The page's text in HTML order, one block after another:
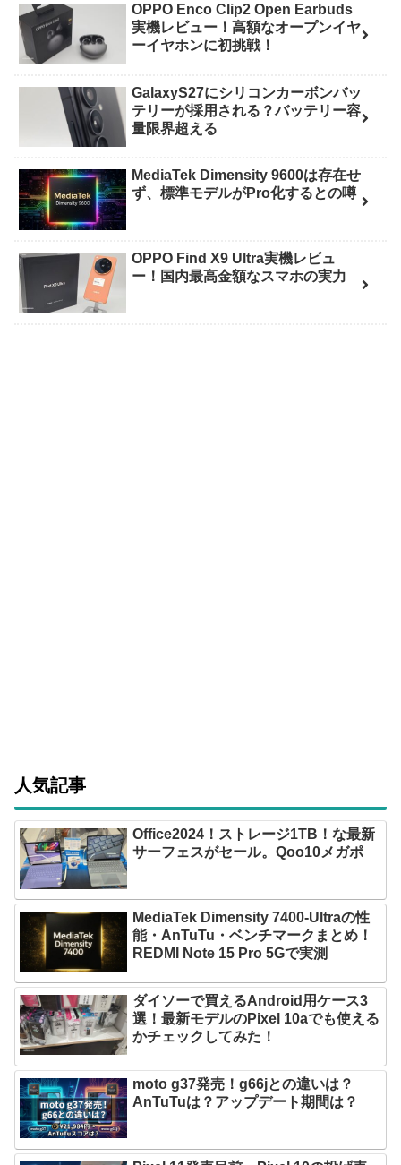
OPPO Enco Clip2 Open Earbuds
実機レビュー！高額なオープンイヤ
ーイヤホンに初挑戦！
GalaxyS27にシリコンカーボンバッ
テリーが採用される？バッテリー容
量限界超える
MediaTek Dimensity 9600は存在せ
ず、標準モデルがPro化するとの噂
OPPO Find X9 Ultra実機レビュ
ー！国内最高金額なスマホの実力
人気記事
Office2024！ストレージ1TB！な最新
サーフェスがセール。Qoo10メガポ
MediaTek Dimensity 7400-Ultraの性
能・AnTuTu・ベンチマークまとめ！
REDMI Note 15 Pro 5Gで実測
ダイソーで買えるAndroid用ケース3
選！最新モデルのPixel 10aでも使える
かチェックしてみた！
moto g37発売！g66jとの違いは？
AnTuTuは？アップデート期間は？